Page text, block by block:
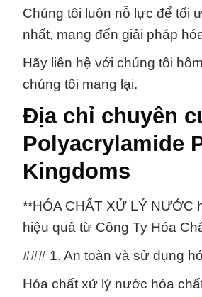
Chúng tôi luôn nỗ lực để tối
nhất, mang đến giải pháp
Hãy liên hệ với chúng tôi
chúng tôi mang lại.
Địa chỉ chuyên
Polyacrylamide
Kingdoms
**HÓA CHẤT XỬ LÝ NƯỚC
hiệu quả từ Công Ty Hóa
### 1. An toàn và sử dụng
Hóa chất xử lý nước hóa